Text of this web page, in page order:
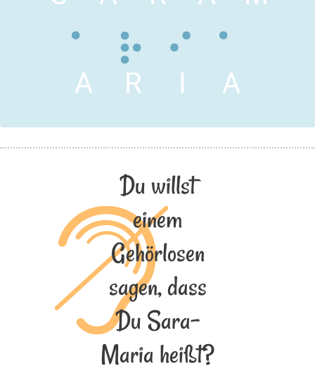
A R I A
Du willst
einem
Gehörlosen
sagen, dass
Du Sara-
Maria heißt?